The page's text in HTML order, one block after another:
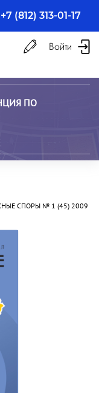
+7 (812) 313-01-17
Войти
ПО
СПОРЫ № 1 (45) 2009